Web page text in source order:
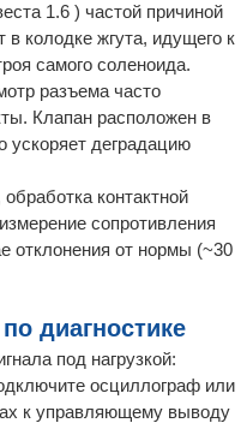
1.6 ) частой причиной
в колодке жгута, идущего к
самого соленоида.
разъема часто
Клапан расположен в
ускоряет деградацию
контактной
сопротивления
отклонения от нормы (~30
диагностике
под нагрузкой:
осциллограф или
к управляющему выводу